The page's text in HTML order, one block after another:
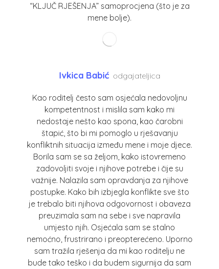
“KLJUČ RJEŠENJA” samoprocjena (što je za
mene bolje).
Ivkica Babić odgajateljica
Kao roditelj često sam osjećala nedovoljnu
kompetentnost i mislila sam kako mi
nedostaje nešto kao spona, kao čarobni
štapić, što bi mi pomoglo u rješavanju
konfliktnih situacija između mene i moje djece.
Borila sam se sa željom, kako istovremeno
zadovoljiti svoje i njihove potrebe i čije su
važnije. Nalazila sam opravdanja za njihove
postupke. Kako bih izbjegla konflikte sve što
je trebalo biti njihova odgovornost i obaveza
preuzimala sam na sebe i sve napravila
umjesto njih. Osjećala sam se stalno
nemoćno, frustrirano i preopterećeno. Uporno
sam tražila rješenja da mi kao roditelju ne
bude tako teško i da budem sigurnija da sam